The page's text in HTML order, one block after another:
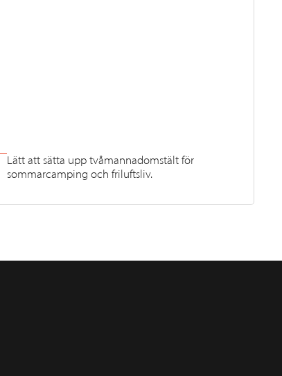
Lätt att sätta upp tvåmannadomstält för
sommarcamping och friluftsliv.